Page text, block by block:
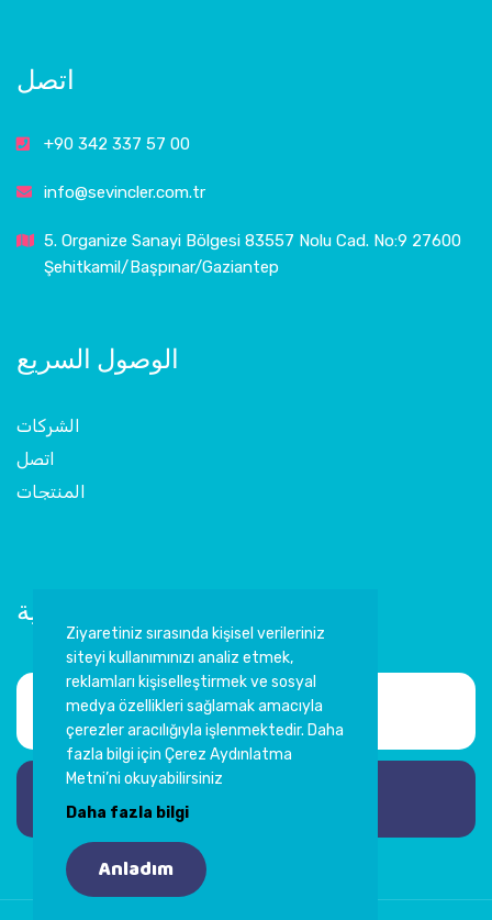
اتصل
+90 342 337 57 00
info@sevincler.com.tr
5. Organize Sanayi Bölgesi 83557 Nolu Cad. No:9 27600
Şehitkamil/Başpınar/Gaziantep
الوصول السريع
الشركات
اتصل
المنتجات
اشترك في النشرة الإخبارية
Ziyaretiniz sırasında kişisel verileriniz
siteyi kullanımınızı analiz etmek,
reklamları kişiselleştirmek ve sosyal
medya özellikleri sağlamak amacıyla
çerezler aracılığıyla işlenmektedir. Daha
fazla bilgi için Çerez Aydınlatma
Metni’ni okuyabilirsiniz
Daha fazla bilgi
Anladım